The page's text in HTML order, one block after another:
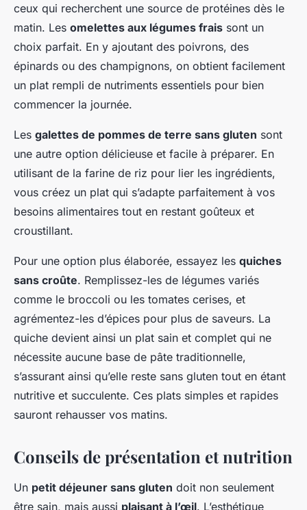
ceux qui recherchent une source de protéines dès le
matin. Les omelettes aux légumes frais sont un
choix parfait. En y ajoutant des poivrons, des
épinards ou des champignons, on obtient facilement
un plat rempli de nutriments essentiels pour bien
commencer la journée.
Les galettes de pommes de terre sans gluten sont
une autre option délicieuse et facile à préparer. En
utilisant de la farine de riz pour lier les ingrédients,
vous créez un plat qui s’adapte parfaitement à vos
besoins alimentaires tout en restant goûteux et
croustillant.
Pour une option plus élaborée, essayez les quiches
sans croûte. Remplissez-les de légumes variés
comme le broccoli ou les tomates cerises, et
agrémentez-les d’épices pour plus de saveurs. La
quiche devient ainsi un plat sain et complet qui ne
nécessite aucune base de pâte traditionnelle,
s’assurant ainsi qu’elle reste sans gluten tout en étant
nutritive et succulente. Ces plats simples et rapides
sauront rehausser vos matins.
Conseils de présentation et nutrition
Un petit déjeuner sans gluten doit non seulement
être sain, mais aussi plaisant à l’œil. L’esthétique